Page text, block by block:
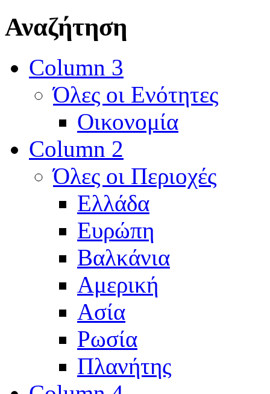
Αναζήτηση
Column 3
Όλες οι Ενότητες
Οικονομία
Column 2
Όλες οι Περιοχές
Ελλάδα
Ευρώπη
Βαλκάνια
Αμερική
Ασία
Ρωσία
Πλανήτης